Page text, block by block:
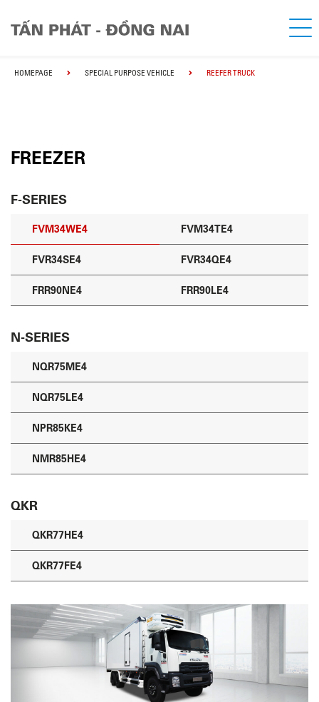
HOMEPAGE SPECIAL PURPOSE VEHICLE REEFER TRUCK
FREEZER
F-SERIES
FVM34WE4 FVM34TE4
FVR34SE4 FVR34QE4
FRR90NE4 FRR90LE4
N-SERIES
NQR75ME4
NQR75LE4
NPR85KE4
NMR85HE4
QKR
QKR77HE4
QKR77FE4